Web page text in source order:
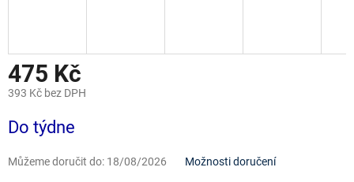
475 Kč
393 Kč bez DPH
cena:
Do týdne
Můžeme doručit do: 18/08/2026 Možnosti doručení